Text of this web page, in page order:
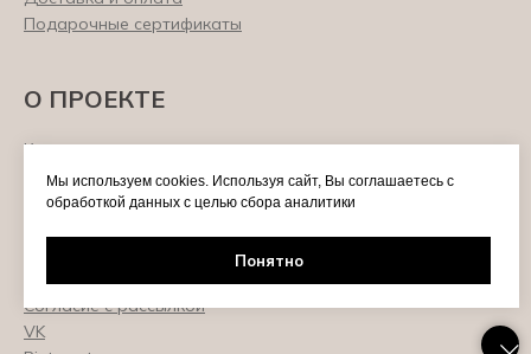
Подарочные сертификаты
О ПРОЕКТЕ
Контакты
Сотрудничество
О нас
Политика конфиденциальности
Согласие с рассылкой
VK
Мы используем cookies. Используя сайт, Вы соглашаетесь с
обработкой данных с целью сбора аналитики
Понятно